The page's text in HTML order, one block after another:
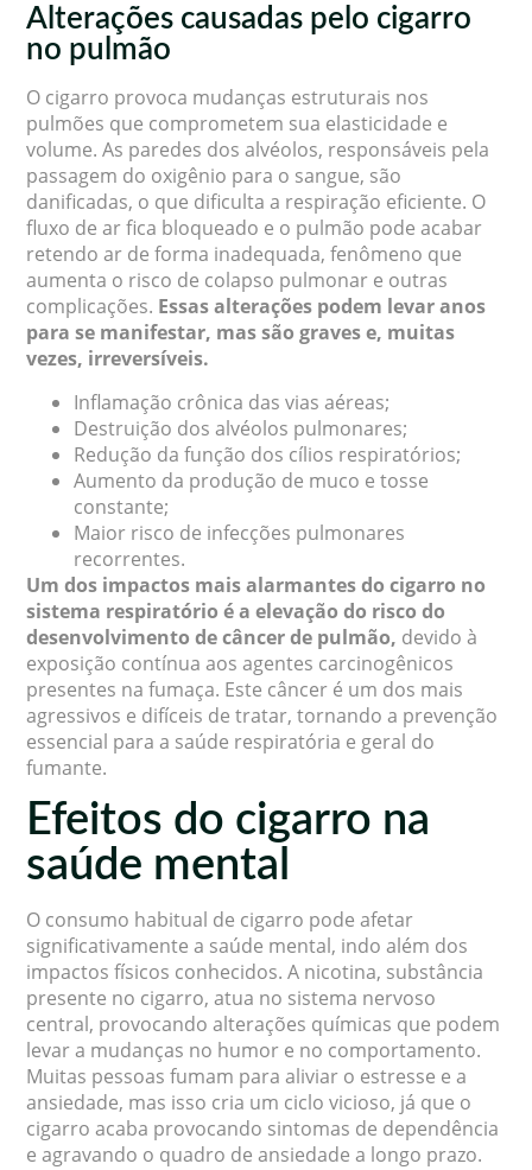
Alterações causadas pelo cigarro
no pulmão
O cigarro provoca mudanças estruturais nos
pulmões que comprometem sua elasticidade e
volume. As paredes dos alvéolos, responsáveis pela
passagem do oxigênio para o sangue, são
danificadas, o que dificulta a respiração eficiente. O
fluxo de ar fica bloqueado e o pulmão pode acabar
retendo ar de forma inadequada, fenômeno que
aumenta o risco de colapso pulmonar e outras
complicações. Essas alterações podem levar anos
para se manifestar, mas são graves e, muitas
vezes, irreversíveis.
Inflamação crônica das vias aéreas;
Destruição dos alvéolos pulmonares;
Redução da função dos cílios respiratórios;
Aumento da produção de muco e tosse
constante;
Maior risco de infecções pulmonares
recorrentes.
Um dos impactos mais alarmantes do cigarro no
sistema respiratório é a elevação do risco do
desenvolvimento de câncer de pulmão, devido à
exposição contínua aos agentes carcinogênicos
presentes na fumaça. Este câncer é um dos mais
agressivos e difíceis de tratar, tornando a prevenção
essencial para a saúde respiratória e geral do
fumante.
Efeitos do cigarro na
saúde mental
O consumo habitual de cigarro pode afetar
significativamente a saúde mental, indo além dos
impactos físicos conhecidos. A nicotina, substância
presente no cigarro, atua no sistema nervoso
central, provocando alterações químicas que podem
levar a mudanças no humor e no comportamento.
Muitas pessoas fumam para aliviar o estresse e a
ansiedade, mas isso cria um ciclo vicioso, já que o
cigarro acaba provocando sintomas de dependência
e agravando o quadro de ansiedade a longo prazo.